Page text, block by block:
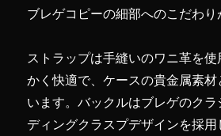
ブレゲコピーの細部へのこだわり
ストラップは手縫いのワニ革を
かく快適で、ケースの貴金属素
います。バックルはブレゲのク
ディングクラスプデザインを採